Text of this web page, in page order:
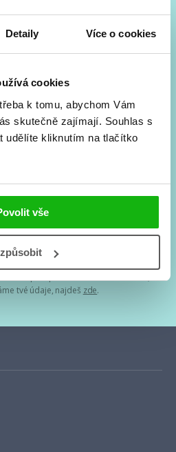
Detaily Více o cookies
cookies
k tomu, abychom Vám
skutečně zajímají. Souhlas s
udělíte kliknutím na tlačítko
vše
každý měsíc rovnou do mailu!
adaptace a další.
zpracování osobních údajů
v bezpečí. Přečti si
tvé údaje, najdeš zde.